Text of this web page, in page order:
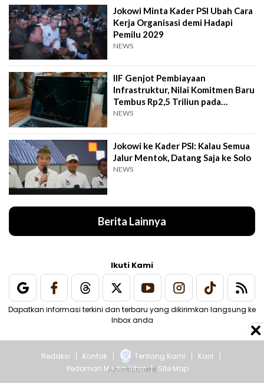
Jokowi Minta Kader PSI Ubah Cara
Kerja Organisasi demi Hadapi
Pemilu 2029
NEWS
IIF Genjot Pembiayaan
Infrastruktur, Nilai Komitmen Baru
Tembus Rp2,5 Triliun pada
Semester I 2026
NEWS
Jokowi ke Kader PSI: Kalau Semua
Jalur Mentok, Datang Saja ke Solo
NEWS
Berita Lainnya
Ikuti Kami
Dapatkan informasi terkini dan terbaru yang dikirimkan langsung ke
Inbox anda
Redaksi Kontak Tentang Kami
Karir
Pedoman Media Siber
Site Map